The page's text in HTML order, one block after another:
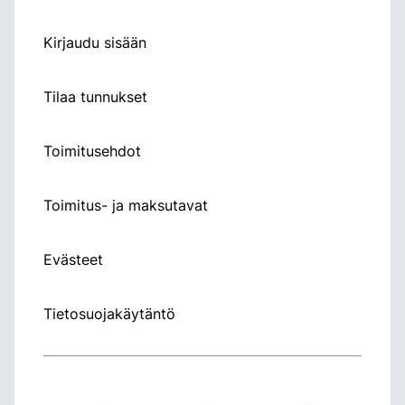
Kirjaudu sisään
Tilaa tunnukset
Toimitusehdot
Toimitus- ja maksutavat
Evästeet
Tietosuojakäytäntö